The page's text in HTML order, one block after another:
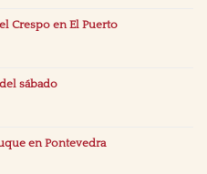
Crespo en El Puerto
sábado
en Pontevedra